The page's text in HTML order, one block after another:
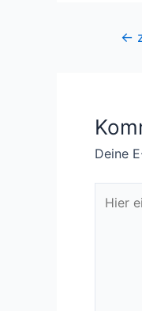
←
Deine